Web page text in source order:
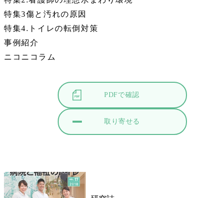
特集3傷と汚れの原因
特集4.トイレの転倒対策
事例紹介
ニコニコラム
PDFで確認
取り寄せる